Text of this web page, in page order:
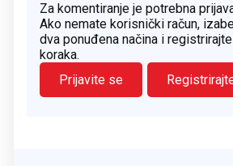
Za komentiranje je potrebna
Ako nemate korisnički račun,
dva ponuđena načina i
koraka.
Prijavite se